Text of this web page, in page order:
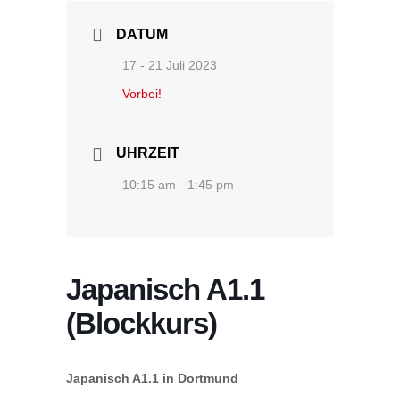
DATUM
17 - 21 Juli 2023
Vorbei!
UHRZEIT
10:15 am - 1:45 pm
Japanisch A1.1
(Blockkurs)
Japanisch A1.1 in Dortmund